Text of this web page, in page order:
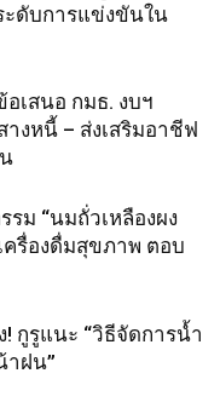
ดับการแข่งขันใน
เสนอ กมธ. งบฯ
งหนี้ – ส่งเสริมอาชีฟ
รม “นมถั่วเหลืองผง
ครื่องดื่มสุขภาพ ตอบ
กูรูแนะ “วิธีจัดการน้ำ
าฝน”